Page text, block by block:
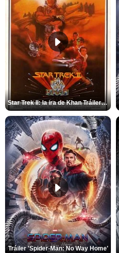
Star Trek II: la ira de Khan Tráiler VO
Tráiler 'Spider-Man: No Way Home'